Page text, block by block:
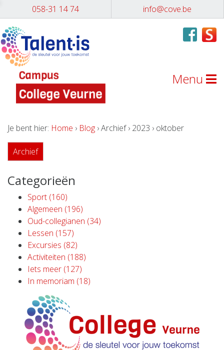
058-31 14 74 info@cove.be
Menu
Je bent hier: Home › Blog › Archief › 2023 › oktober
Archief
Categorieën
Sport (160)
Algemeen (196)
Oud-collegianen (34)
Lessen (157)
Excursies (82)
Activiteiten (188)
Iets meer (127)
In memoriam (18)